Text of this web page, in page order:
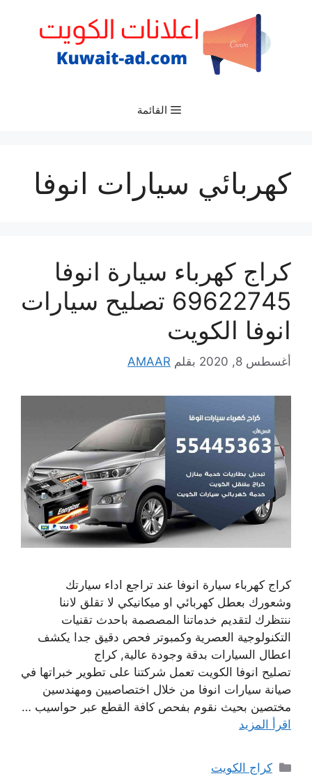
القائمة
كهربائي سيارات انوفا
كراج كهرباء سيارة انوفا
69622745 تصليح سيارات
انوفا الكويت
أغسطس 8, 2020 بقلم AMAAR
كراج كهرباء سيارة انوفا عند تراجع اداء سيارتك
وشعورك بعطل كهربائي او ميكانيكي لا تقلق لاننا
ننتظرك لتقديم خدماتنا المصصمة باحدث تقنيات
التكنولوجية العصرية وكمبوتر فحص دقيق جدا يكشف
اعطال السيارات بدقة وجودة عالية, كراج
تصليح انوفا الكويت تعمل شركتنا على تطوير خبراتها في
صيانة سيارات انوفا من خلال اختصاصيين ومهندسين
مختصين بحيث نقوم بفحص كافة القطع عبر حواسيب …
اقرأ المزيد
التصنيفات
كراج الكويت